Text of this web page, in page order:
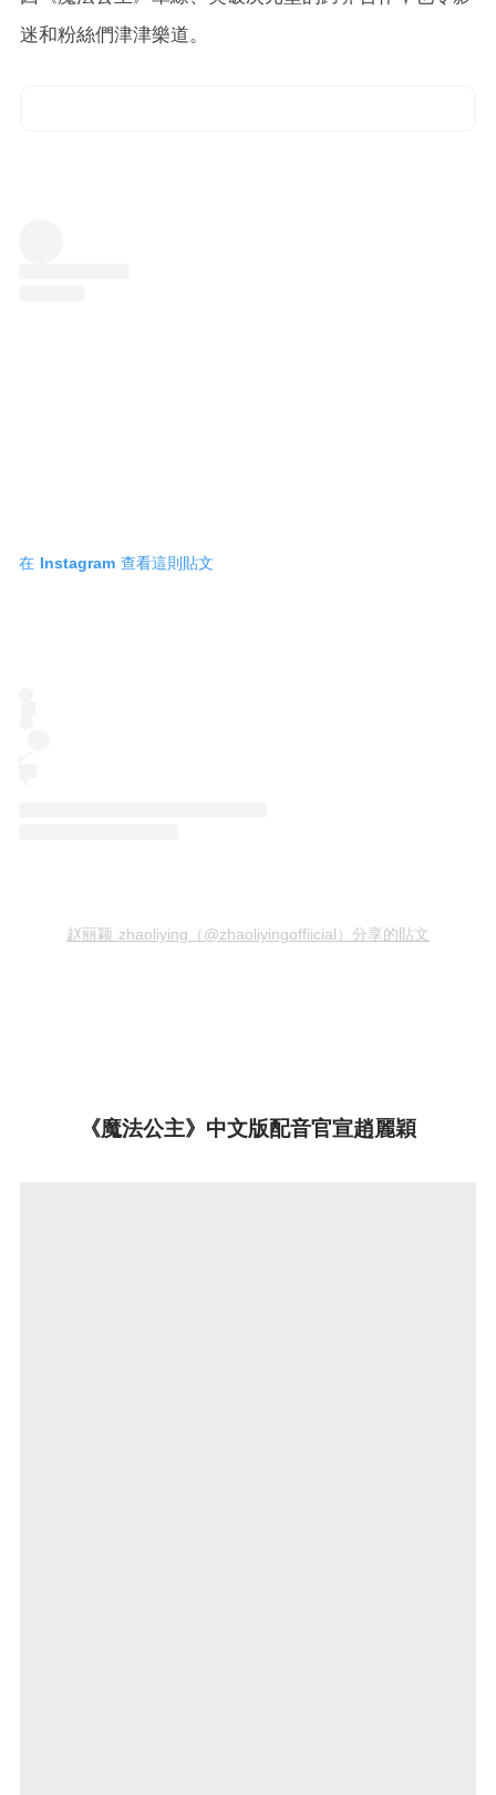
迷和粉絲們津津樂道。
在 Instagram 查看這則貼文
赵丽颖 zhaoliying（@zhaoliyingoffiicial）分享的貼文
《魔法公主》中文版配音官宣趙麗穎